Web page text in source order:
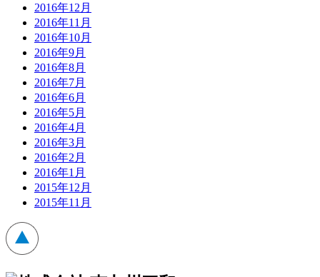
2016年12月
2016年11月
2016年10月
2016年9月
2016年8月
2016年7月
2016年6月
2016年5月
2016年4月
2016年3月
2016年2月
2016年1月
2015年12月
2015年11月